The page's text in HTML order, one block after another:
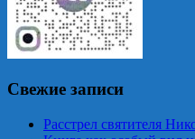
Свежие записи
Расстрел святителя